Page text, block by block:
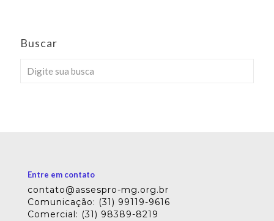
Buscar
Entre em contato
contato@assespro-mg.org.br
Comunicação: (31) 99119-9616
Comercial: (31) 98389-8219